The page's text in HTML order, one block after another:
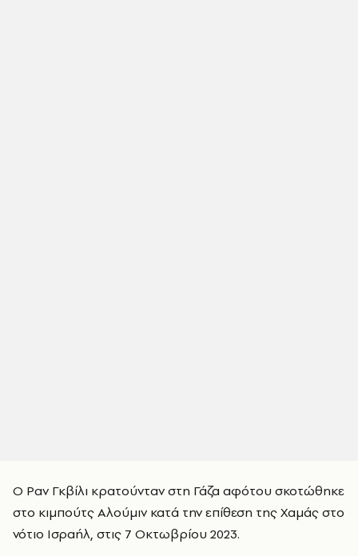
Ο Ραν Γκβίλι κρατούνταν στη Γάζα αφότου σκοτώθηκε
στο κιμπούτς Αλούμιν κατά την επίθεση της Χαμάς στο
νότιο Ισραήλ, στις 7 Οκτωβρίου 2023.